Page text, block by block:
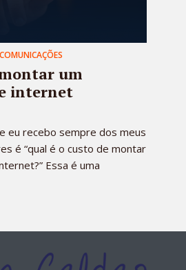
um
internet
eu recebo sempre dos meus
é “qual é o custo de montar
Essa é uma